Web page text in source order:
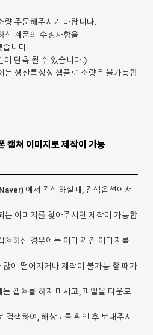
량 주문해주시기 바랍니다.
신 제품의 수정사항을
습니다.
단축 될 수 있습니다.)
는 생산특성상 샘플로 소량은 불가능합
캡쳐 이미지로 제작이 가능
에서 검색하실때, 검색옵션에서
이미지를 찾아주시면 제작이 가능합
쳐하신 경우에는 이미 깨진 이미지를
이 떨어지거나 제작이 불가능 할 때가
캡쳐를 하지 마시고, 파일을 다운로
검색하여, 해상도를 확인 후 보내주시